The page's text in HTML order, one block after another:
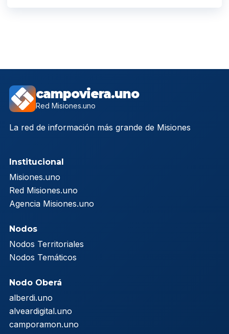
campoviera.uno
Red Misiones.uno
La red de información más grande de Misiones
Institucional
Misiones.uno
Red Misiones.uno
Agencia Misiones.uno
Nodos
Nodos Territoriales
Nodos Temáticos
Nodo Oberá
alberdi.uno
alveardigital.uno
camporamon.uno